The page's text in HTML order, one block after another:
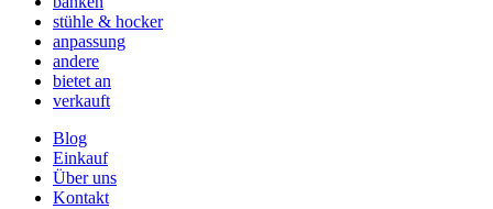
stühle & hocker
anpassung
andere
bietet an
verkauft
Blog
Einkauf
Über uns
Kontakt